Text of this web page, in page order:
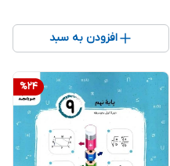
افزودن به سبد
%24